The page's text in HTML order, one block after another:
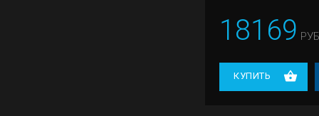
18169
КУПИТЬ